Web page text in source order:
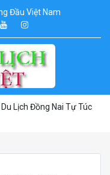
Đầu Việt Nam
Lịch Đồng Nai Tự Túc